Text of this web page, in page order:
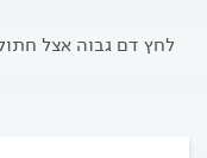
לחץ דם גבוה אצל